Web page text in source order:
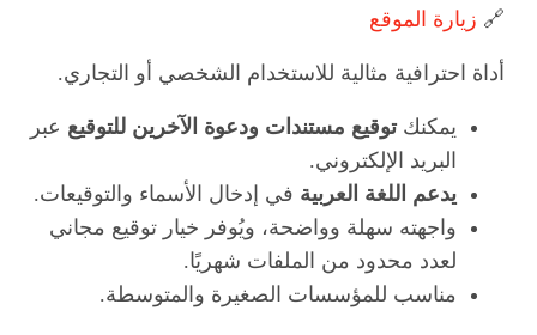
🔗 زيارة الموقع
أداة احترافية مثالية للاستخدام الشخصي أو التجاري.
يمكنكتوقيع مستندات ودعوة الآخرين للتوقيع عبر
البريد الإلكتروني.
يدعم اللغة العربية في إدخال الأسماء والتوقيعات.
واجهته سهلة وواضحة، ويُوفر خيار توقيع مجاني
لعدد محدود من الملفات شهريًا.
مناسب للمؤسسات الصغيرة والمتوسطة.